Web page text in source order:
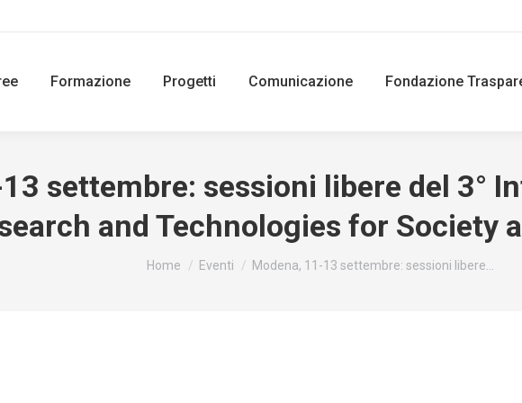
Formazione Progetti Comunicazione Fondazione
settembre: sessioni libere del 3°
and Technologies for Society
You are here:
Home Eventi Modena, 11-13 settembre: sessioni libere…